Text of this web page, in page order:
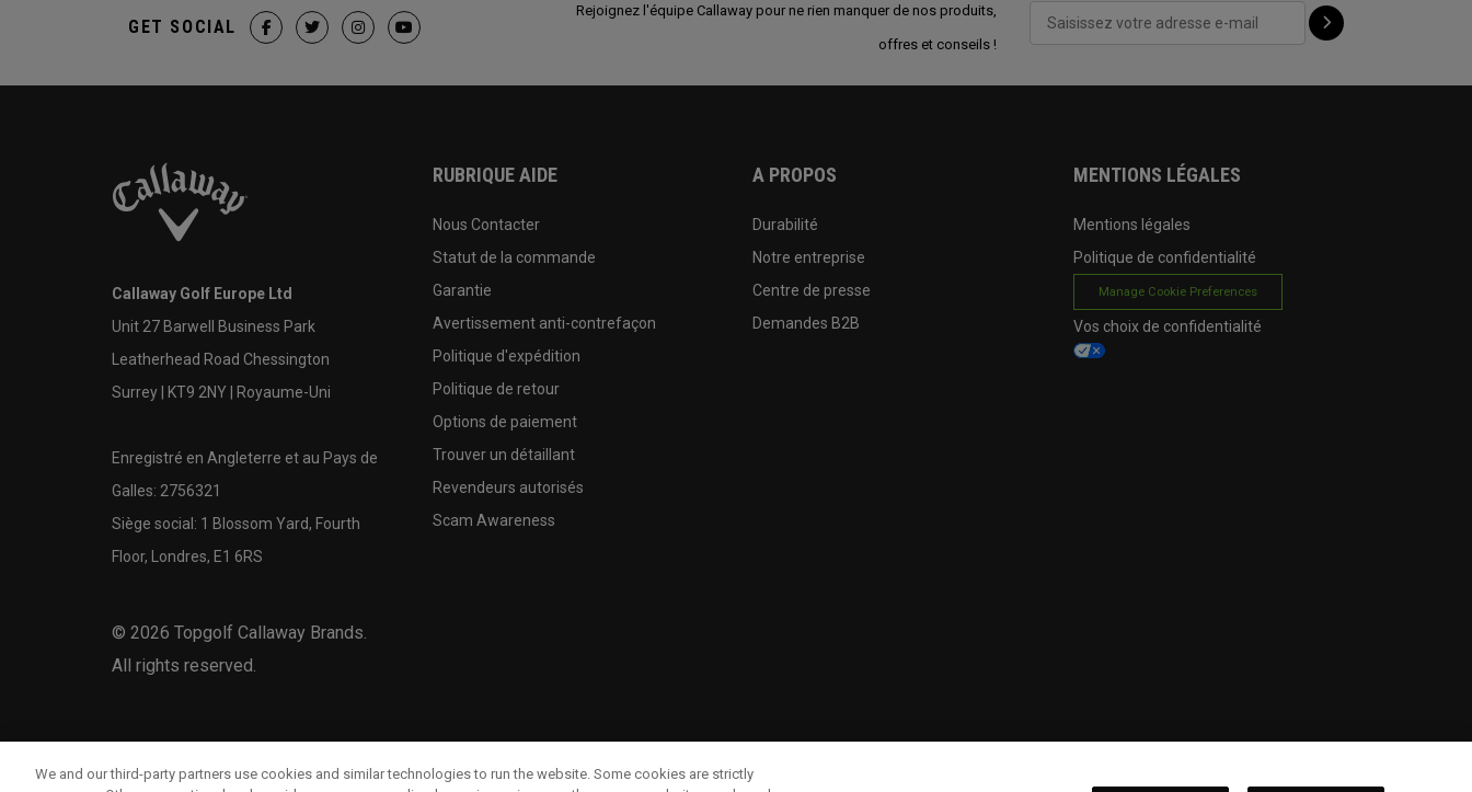
Rejoignez l'équipe Callaway pour ne rien manquer de nos produits,
offres et conseils !
GET SOCIAL
Callaway Golf Europe Ltd
Unit 27 Barwell Business Park
Leatherhead Road Chessington
Surrey | KT9 2NY | Royaume-Uni
Enregistré en Angleterre et au Pays de
Galles: 2756321
Siège social: 1 Blossom Yard, Fourth
Floor, Londres, E1 6RS
© 2026 Topgolf Callaway Brands.
All rights reserved.
RUBRIQUE AIDE
Nous Contacter
Statut de la commande
Garantie
Avertissement anti-contrefaçon
Politique d'expédition
Politique de retour
Options de paiement
Trouver un détaillant
Revendeurs autorisés
Scam Awareness
A PROPOS
Durabilité
Notre entreprise
Centre de presse
Demandes B2B
MENTIONS LÉGALES
Mentions légales
Politique de confidentialité
Manage Cookie Preferences
Vos choix de confidentialité
We and our third-party partners use cookies and similar technologies to run the website. Some cookies are strictly